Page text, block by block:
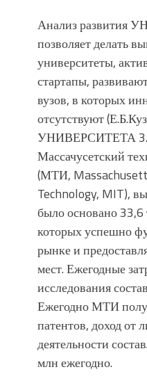
Анализ развития
позволяет делать
университеты,
стартапы,
вузов, в которых
отсутствуют
УНИВЕРСИТЕТА
Массачусетский
(МТИ,
Technology, MIT),
было основано
которых успешно
рынке и
мест. Ежегодные
исследования
Ежегодно МТИ
патентов, доход от
деятельности
млн ежегодно.